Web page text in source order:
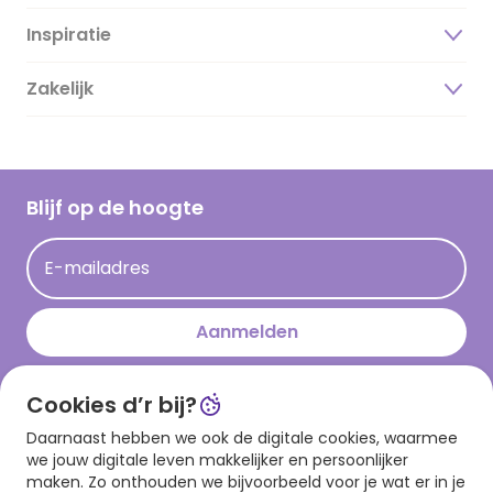
Over ons
Duurzaamheid
Hallmark Kaartclub
Acties
Persberichten
Inspiratie
Magazine
Cadeau inspiratie
Op kamp gedichten en versjes
Leuke en grappige op kamp teksten
kamppost inspiratie
Zakelijk
Blijf op de hoogte
E-mailadres
Aanmelden
Download onze app
Cookies d’r bij?
Daarnaast hebben we ook de digitale cookies, waarmee
we jouw digitale leven makkelijker en persoonlijker
maken. Zo onthouden we bijvoorbeeld voor je wat er in je